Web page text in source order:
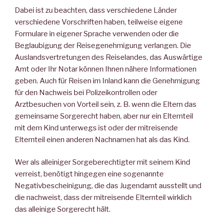
Dabei ist zu beachten, dass verschiedene Länder
verschiedene Vorschriften haben, teilweise eigene
Formulare in eigener Sprache verwenden oder die
Beglaubigung der Reisegenehmigung verlangen. Die
Auslandsvertretungen des Reiselandes, das Auswärtige
Amt oder Ihr Notar können Ihnen nähere Informationen
geben. Auch für Reisen im Inland kann die Genehmigung
für den Nachweis bei Polizeikontrollen oder
Arztbesuchen von Vorteil sein, z. B. wenn die Eltern das
gemeinsame Sorgerecht haben, aber nur ein Elternteil
mit dem Kind unterwegs ist oder der mitreisende
Elternteil einen anderen Nachnamen hat als das Kind.
Wer als alleiniger Sorgeberechtigter mit seinem Kind
verreist, benötigt hingegen eine sogenannte
Negativbescheinigung, die das Jugendamt ausstellt und
die nachweist, dass der mitreisende Elternteil wirklich
das alleinige Sorgerecht hält.